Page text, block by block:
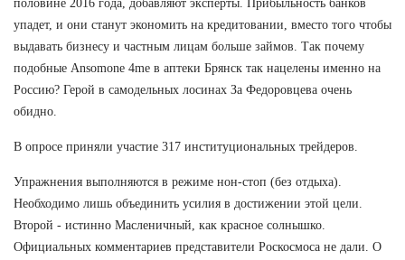
половине 2016 года, добавляют эксперты. Прибыльность банков
упадет, и они станут экономить на кредитовании, вместо того чтобы
выдавать бизнесу и частным лицам больше займов. Так почему
подобные Ansomone 4me в аптеки Брянск так нацелены именно на
Россию? Герой в самодельных лосинах За Федоровцева очень
обидно.
В опросе приняли участие 317 институциональных трейдеров.
Упражнения выполняются в режиме нон-стоп (без отдыха).
Необходимо лишь объединить усилия в достижении этой цели.
Второй - истинно Масленичный, как красное солнышко.
Официальных комментариев представители Роскосмоса не дали. О